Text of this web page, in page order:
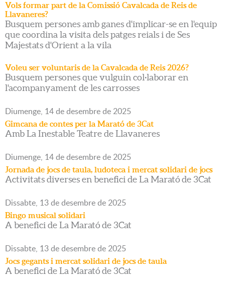
Vols formar part de la Comissió Cavalcada de Reis de
Llavaneres?
Busquem persones amb ganes d'implicar-se en l'equip
que coordina la visita dels patges reials i de Ses
Majestats d'Orient a la vila
Voleu ser voluntaris de la Cavalcada de Reis 2026?
Busquem persones que vulguin col·laborar en
l'acompanyament de les carrosses
Diumenge, 14dedesembrede 2025
Gimcana de contes per la Marató de 3Cat
Amb La Inestable Teatre de Llavaneres
Diumenge, 14dedesembrede 2025
Jornada de jocs de taula, ludoteca i mercat solidari de jocs
Activitats diverses en benefici de La Marató de 3Cat
Dissabte, 13dedesembrede 2025
Bingo musical solidari
A benefici de La Marató de 3Cat
Dissabte, 13dedesembrede 2025
Jocs gegants i mercat solidari de jocs de taula
A benefici de La Marató de 3Cat